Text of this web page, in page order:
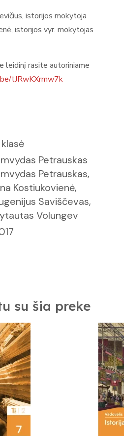
istorijos mokytoja
istorijos vyr. mokytojas
leidinį rasite autoriniame
tJRwKXrmw7k
Petrauskas
Petrauskas,
Kostiukovienė,
Saviščevas,
Volungev
su šia preke